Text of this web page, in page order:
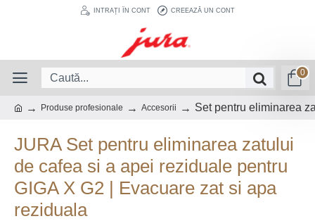
INTRAȚI ÎN CONT CREEAZĂ UN CONT
0
Produse profesionale Accesorii Set pentru eliminarea
JURA Set pentru eliminarea zatului
de cafea si a apei reziduale pentru
GIGA X G2 | Evacuare zat si apa
reziduala